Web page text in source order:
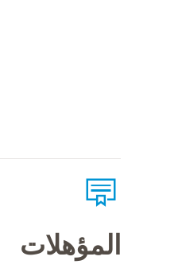
المؤهلات